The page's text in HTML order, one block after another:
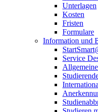
Unterlagen
Kosten
Fristen
Formulare
Information und
Service